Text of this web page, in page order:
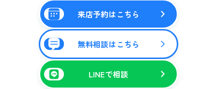
来店予約はこちら
無料相談はこちら
LINEで相談